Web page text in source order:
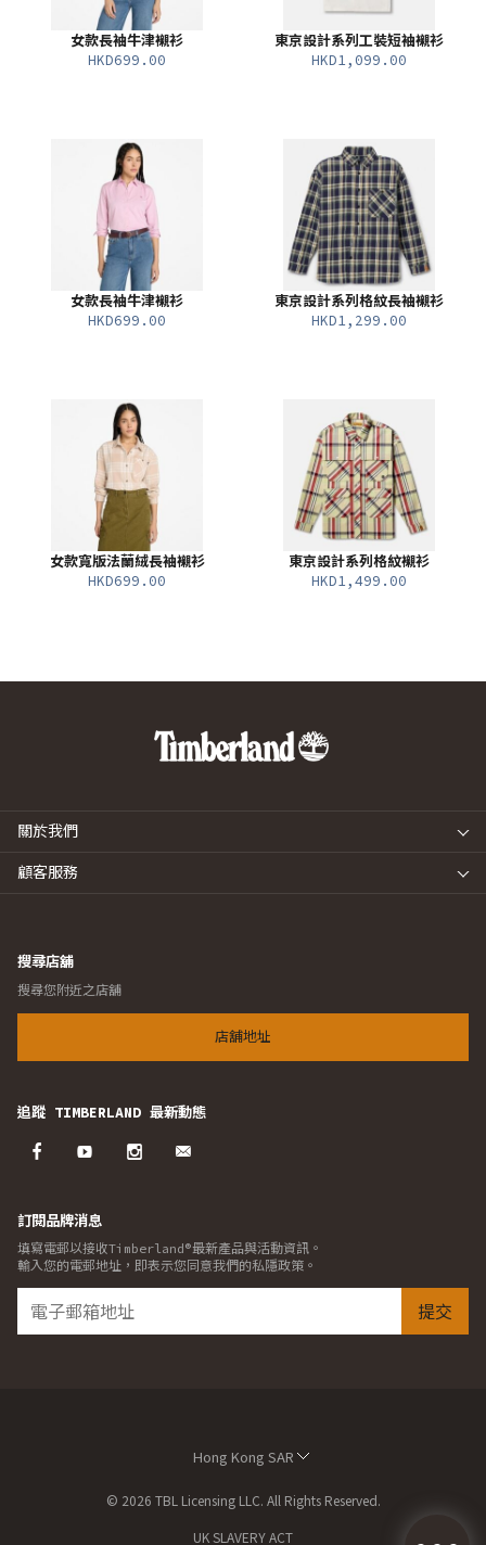
女款長袖牛津襯衫
HKD699.00
東京設計系列工裝短袖襯衫
HKD1,099.00
女款長袖牛津襯衫
HKD699.00
東京設計系列格紋長袖襯衫
HKD1,299.00
女款寬版法蘭絨長袖襯衫
HKD699.00
東京設計系列格紋襯衫
HKD1,499.00
關於我們
顧客服務
搜尋店舖
搜尋您附近之店舖
店舖地址
追蹤 TIMBERLAND 最新動態
訂閱品牌消息
填寫電郵以接收Timberland®最新產品與活動資訊。
輸入您的電郵地址，即表示您同意我們的私隱政策。
提交
Hong Kong SAR
© 2026 TBL Licensing LLC. All Rights Reserved.
UK SLAVERY ACT